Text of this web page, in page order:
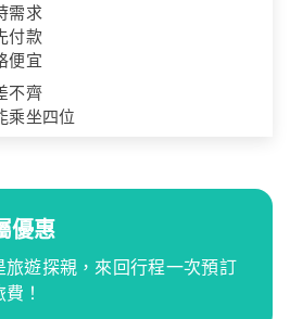
需求
付款
便宜
不齊
乘坐四位
優惠
遊探親，來回行程一次預訂
！